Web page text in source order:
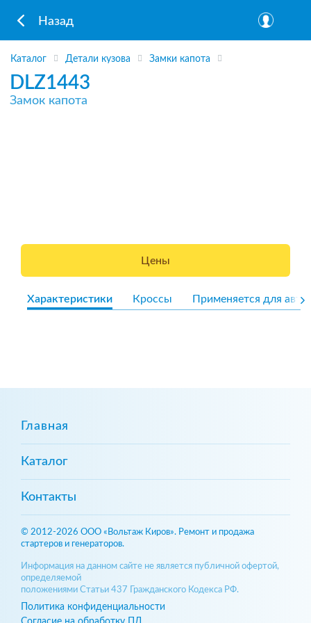
Назад
Каталог Детали кузова Замки капота
DLZ1443
Замок капота
Цены
Характеристики Кроссы Применяется для авто
Главная
Каталог
Контакты
© 2012-2026 ООО «Вольтаж Киров». Ремонт и продажа
стартеров и генераторов.
Информация на данном сайте не является публичной офертой,
определяемой
положениями Статьи 437 Гражданского Кодекса РФ.
Политика конфиденциальности